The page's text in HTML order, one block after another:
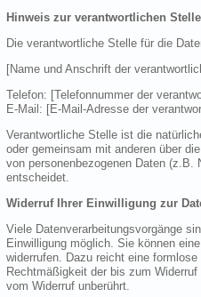
Hinweis zur verantwortlichen Stelle
Die verantwortliche Stelle für die
[Name und Anschrift der
Telefon: [Telefonnummer der
E-Mail: [E-Mail-Adresse der
Verantwortliche Stelle ist die
oder gemeinsam mit anderen über
von personenbezogenen Daten (z.B.
entscheidet.
Widerruf Ihrer Einwilligung zur
Viele Datenverarbeitungsvorgänge
Einwilligung möglich. Sie können
widerrufen. Dazu reicht eine
Rechtmäßigkeit der bis zum
vom Widerruf unberührt.